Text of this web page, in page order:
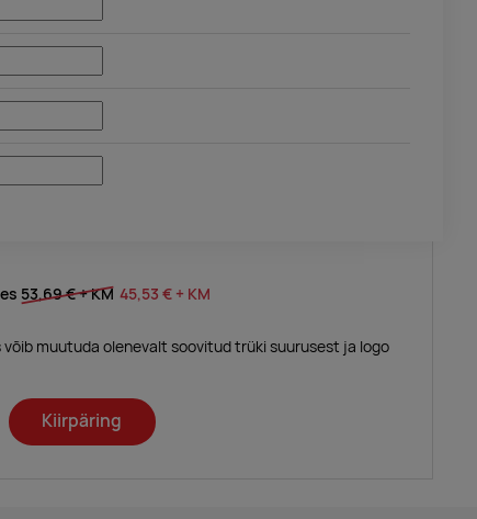
53,69 €+ KM 45,53 € + KM
võib muutuda olenevalt soovitud trüki suurusest ja logo
Kiirpäring